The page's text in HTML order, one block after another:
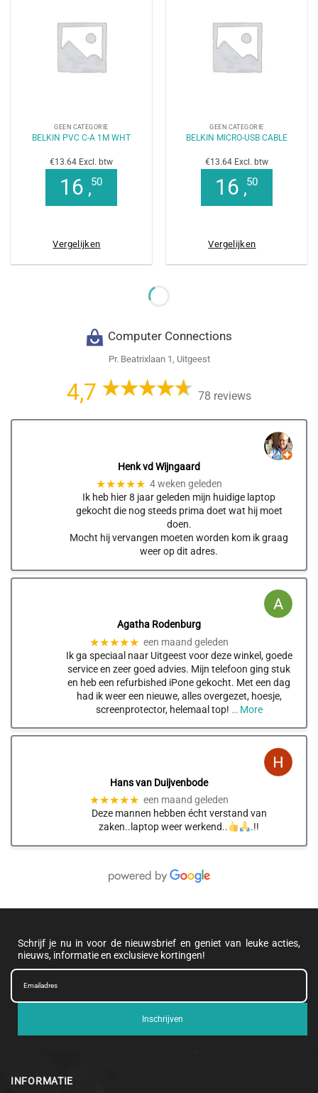
GEEN CATEGORIE
BELKIN PVC C-A 1M WHT
€13.64 Excl. btw
16 ,50
Vergelijken
GEEN CATEGORIE
BELKIN MICRO-USB CABLE
€13.64 Excl. btw
16 ,50
Vergelijken
Computer Connections
Pr. Beatrixlaan 1, Uitgeest
4,7 78 reviews
Henk vd Wijngaard
★★★★★ 4 weken geleden
Ik heb hier 8 jaar geleden mijn huidige laptop
gekocht die nog steeds prima doet wat hij moet
doen.
Mocht hij vervangen moeten worden kom ik graag
weer op dit adres.
Agatha Rodenburg
★★★★★ een maand geleden
Ik ga speciaal naar Uitgeest voor deze winkel, goede
service en zeer goed advies. Mijn telefoon ging stuk
en heb een refurbished iPone gekocht. Met een dag
had ik weer een nieuwe, alles overgezet, hoesje,
screenprotector, helemaal top! … More
Hans van Duijvenbode
★★★★★ een maand geleden
Deze mannen hebben écht verstand van
zaken..laptop weer werkend..
.!!
Schrijf je nu in voor de nieuwsbrief en geniet van leuke acties,
nieuws, informatie en exclusieve kortingen!
Inschrijven
INFORMATIE